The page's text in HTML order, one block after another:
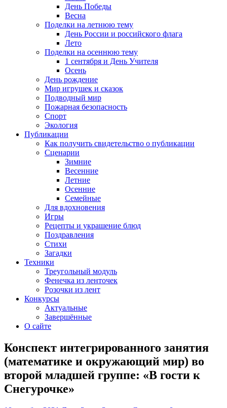
День Победы
Весна
Поделки на летнюю тему
День России и российского флага
Лето
Поделки на осеннюю тему
1 сентября и День Учителя
Осень
День рождение
Мир игрушек и сказок
Подводный мир
Пожарная безопасность
Спорт
Экология
Публикации
Как получить свидетельство о публикации
Сценарии
Зимние
Весенние
Летние
Осенние
Семейные
Для вдохновения
Игры
Рецепты и украшение блюд
Поздравления
Стихи
Загадки
Техники
Треугольный модуль
Фенечка из ленточек
Розочки из лент
Конкурсы
Актуальные
Завершённые
О сайте
Конспект интегрированного занятия
(математике и окружающий мир) во
второй младшей группе: «В гости к
Снегурочке»